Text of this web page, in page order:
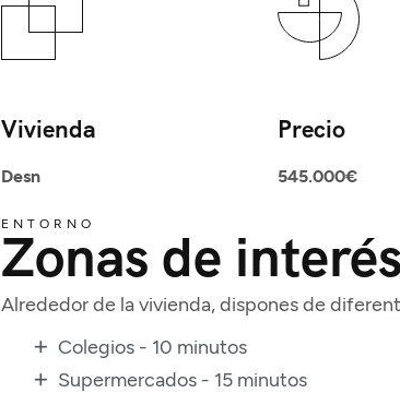
Vivienda
Desn
Precio
545.000€
ENTORNO
Zonas de interés
Alrededor de la vivienda, dispones de
Colegios - 10 minutos
Supermercados - 15 minutos